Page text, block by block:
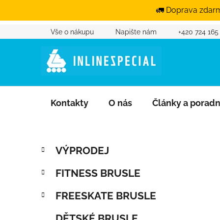
🚛 Doprava
Přejít na obsah
Vše o nákupu Napište nám +420 724 165
Kontakty O nás Články a
Postranní panel
Přeskočit kategorie
Kategorie
VÝPRODEJ
FITNESS BRUSLE
FREESKATE BRUSLE